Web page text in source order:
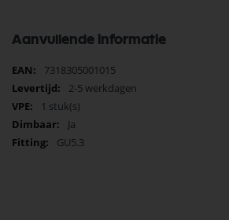
Onderdelen biedt hoogwaardige oplossingen
scherpe prijzen, en snelle levering. Ontdek de
betrouwbaarheid van KonstSmide Onderdelen
eenvoudig online.
Bekijk meer KonstSmide Onderdelen
Aanvullende informatie
Meer
informatie
7318305001015
2-5 werkdagen
1 stuk(s)
Ja
GU5.3